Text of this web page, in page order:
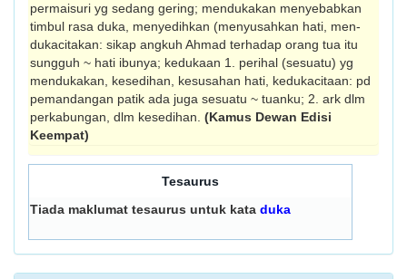
permaisuri yg sedang gering; mendukakan menyebabkan
timbul rasa duka, menyedihkan (menyusahkan hati, men­
dukacitakan: sikap angkuh Ahmad terhadap orang tua itu
sungguh ~ hati ibunya; kedukaan 1. perihal (sesuatu) yg
men­dukakan, kesedihan, kesusahan hati, ke­dukacitaan: pd
pemandangan patik ada juga sesuatu ~ tuanku; 2. ark dlm
perkabungan, dlm kesedihan. (Kamus Dewan Edisi
Keempat)
Tesaurus
Tiada maklumat tesaurus untuk kata duka